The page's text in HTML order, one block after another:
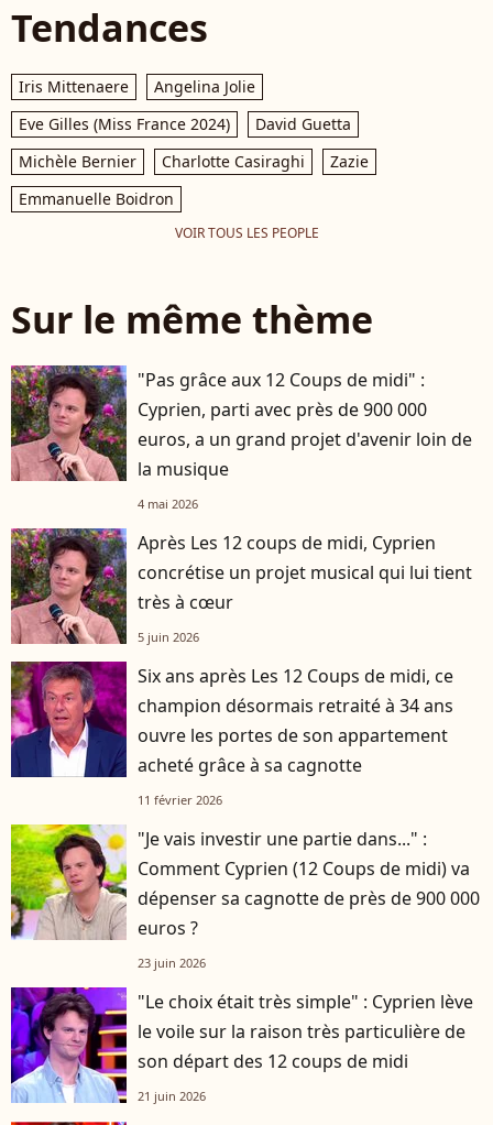
Tendances
Iris Mittenaere
Angelina Jolie
Eve Gilles (Miss France 2024)
David Guetta
Michèle Bernier
Charlotte Casiraghi
Zazie
Emmanuelle Boidron
VOIR TOUS LES PEOPLE
Sur le même thème
"Pas grâce aux 12 Coups de midi" :
Cyprien, parti avec près de 900 000
euros, a un grand projet d'avenir loin de
la musique
4 mai 2026
Après Les 12 coups de midi, Cyprien
concrétise un projet musical qui lui tient
très à cœur
5 juin 2026
Six ans après Les 12 Coups de midi, ce
champion désormais retraité à 34 ans
ouvre les portes de son appartement
acheté grâce à sa cagnotte
11 février 2026
"Je vais investir une partie dans..." :
Comment Cyprien (12 Coups de midi) va
dépenser sa cagnotte de près de 900 000
euros ?
23 juin 2026
"Le choix était très simple" : Cyprien lève
le voile sur la raison très particulière de
son départ des 12 coups de midi
21 juin 2026